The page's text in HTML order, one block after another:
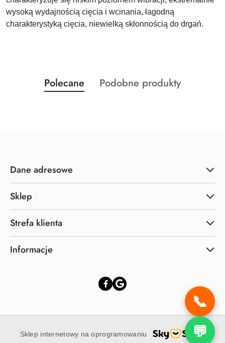
📞
💬
wysoką wydajnością cięcia i wcinania, łagodną
charakterystyką cięcia, niewielką skłonnością do drgań.
Pomiń karuzelę produktów
Produkty
o
Polecane
Produkty
Podobne produkty
Dane adresowe
Sklep
Strefa klienta
Informacje
Sklep internetowy na oprogramowaniu